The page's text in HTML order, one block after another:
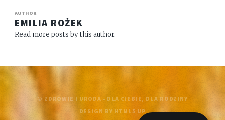
AUTHOR
EMILIA ROŻEK
Read more posts by this author.
© ZDROWIE I URODA - DLA CIEBIE, DLA RODZINY
DESIGN BY HTML5 UP